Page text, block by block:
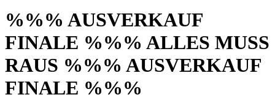
%%% AUSVERKAUF
FINALE %%% ALLES MUSS
RAUS %%% AUSVERKAUF
FINALE %%%